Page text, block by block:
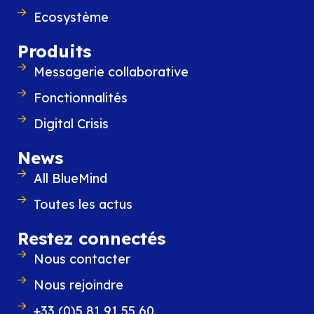
Ecosystème
Produits
Messagerie collaborative
Fonctionnalités
Digital Crisis
News
All BlueMind
Toutes les actus
Restez connectés
Nous contacter
Nous rejoindre
+33 (0)5 81 91 55 60